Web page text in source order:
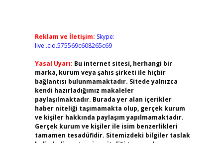
Reklam ve İletişim: Skype:
live:.cid.575569c608265c69
Yasal Uyarı: Bu internet sitesi, herhangi bir
marka, kurum veya şahıs şirketi ile hiçbir
bağlantısı bulunmamaktadır. Sitede yalnızca
kendi hazırladığımız makaleler
paylaşılmaktadır. Burada yer alan içerikler
haber niteliği taşımamakta olup, gerçek kurum
ve kişiler hakkında paylaşım yapılmamaktadır.
Gerçek kurum ve kişiler ile isim benzerlikleri
tamamen tesadüfidir. Sitemizdeki bilgiler taslak